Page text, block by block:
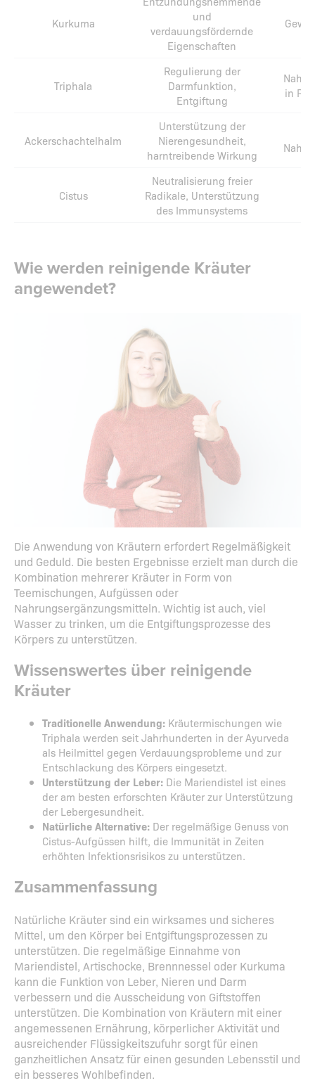
Kurkuma
und
verdauungsfördernde
Eigenschaften
Triphala
Regulierung der
Darmfunktion,
Entgiftung
in
Ackerschachtelhalm
Unterstützung der
Nierengesundheit,
harntreibende Wirkung
Cistus
Neutralisierung freier
Radikale, Unterstützung
des Immunsystems
Wie werden reinigende Kräuter
angewendet?
Die Anwendung von Kräutern erfordert Regelmäßigkeit
und Geduld. Die besten Ergebnisse erzielt man durch die
Kombination mehrerer Kräuter in Form von
Teemischungen, Aufgüssen oder
Nahrungsergänzungsmitteln. Wichtig ist auch, viel
Wasser zu trinken, um die Entgiftungsprozesse des
Körpers zu unterstützen.
Wissenswertes über reinigende
Kräuter
Traditionelle Anwendung: Kräutermischungen wie
Triphala werden seit Jahrhunderten in der Ayurveda
als Heilmittel gegen Verdauungsprobleme und zur
Entschlackung des Körpers eingesetzt.
Unterstützung der Leber: Die Mariendistel ist eines
der am besten erforschten Kräuter zur Unterstützung
der Lebergesundheit.
Natürliche Alternative: Der regelmäßige Genuss von
Cistus-Aufgüssen hilft, die Immunität in Zeiten
erhöhten Infektionsrisikos zu unterstützen.
Zusammenfassung
Natürliche Kräuter sind ein wirksames und sicheres
Mittel, um den Körper bei Entgiftungsprozessen zu
unterstützen. Die regelmäßige Einnahme von
Mariendistel, Artischocke, Brennnessel oder Kurkuma
kann die Funktion von Leber, Nieren und Darm
verbessern und die Ausscheidung von Giftstoffen
unterstützen. Die Kombination von Kräutern mit einer
angemessenen Ernährung, körperlicher Aktivität und
ausreichender Flüssigkeitszufuhr sorgt für einen
ganzheitlichen Ansatz für einen gesunden Lebensstil und
ein besseres Wohlbefinden.